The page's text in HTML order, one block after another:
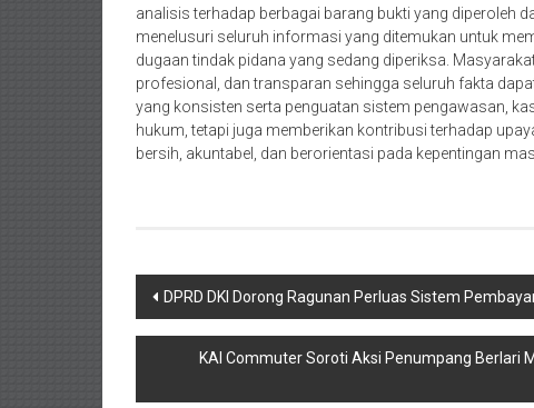
analisis terhadap berbagai barang bukti yang diperoleh
menelusuri seluruh informasi yang ditemukan untuk
dugaan tindak pidana yang sedang diperiksa.
profesional, dan transparan sehingga seluruh fakta
yang konsisten serta penguatan sistem pengawasan,
hukum, tetapi juga memberikan kontribusi terhadap
bersih, akuntabel, dan berorientasi pada kepentingan
Navigasi
pos
DPRD DKI Dorong Ragunan Perluas Sistem
KAI Commuter Soroti Aksi Penumpang Berlari